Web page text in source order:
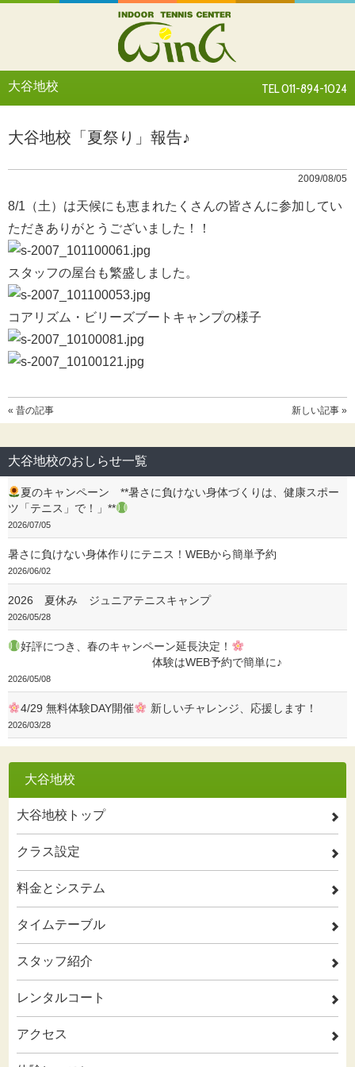
大谷地校 TEL 011-894-1024
大谷地校「夏祭り」報告♪
2009/08/05
8/1（土）は天候にも恵まれたくさんの皆さんに参加してい
ただきありがとうございました！！
スタッフの屋台も繁盛しました。
コアリズム・ビリーズブートキャンプの様子
« 昔の記事 新しい記事 »
大谷地校のおしらせ一覧
夏のキャンペーン **暑さに負けない身体づくりは、健康スポー
ツ「テニス」で！」**
2026/07/05
暑さに負けない身体作りにテニス！WEBから簡単予約
2026/06/02
2026 夏休み ジュニアテニスキャンプ
2026/05/28
好評につき、春のキャンペーン延長決定！
体験はWEB予約で簡単に♪
2026/05/08
4/29 無料体験DAY開催 新しいチャレンジ、応援します！
2026/03/28
大谷地校
大谷地校トップ 2
クラス設定 2
料金とシステム 2
タイムテーブル 2
スタッフ紹介 2
レンタルコート 2
アクセス 2